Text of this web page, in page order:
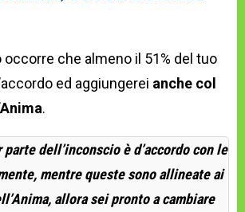
che almeno il 51% del tuo
ed aggiungerei anche col
.
parte dell’inconscio è d’accordo con le
mentre queste sono allineate ai
allora sei pronto a cambiare